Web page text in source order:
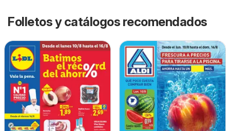
Folletos y catálogos recomendados